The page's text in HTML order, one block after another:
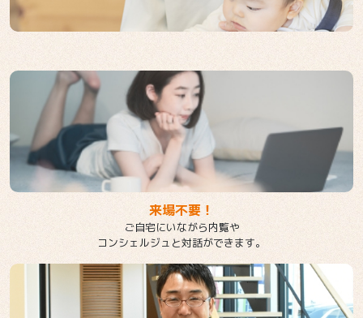
来場不要！
ご自宅にいながら内覧や
コンシェルジュと対話ができます。